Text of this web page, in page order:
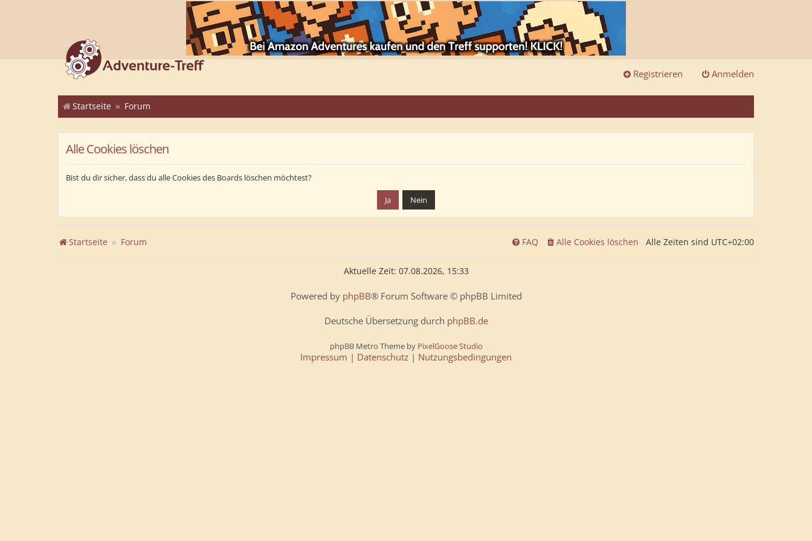
Anmelden
Registrieren
Startseite Forum
Alle Cookies löschen
Bist du dir sicher, dass du alle Cookies des Boards löschen möchtest?
Startseite Forum Alle Zeiten sind UTC+02:00
Alle Cookies löschen
FAQ
Aktuelle Zeit: 07.08.2026, 15:33
Powered by phpBB® Forum Software © phpBB Limited
Deutsche Übersetzung durch phpBB.de
phpBB Metro Theme by PixelGoose Studio
Impressum | Datenschutz | Nutzungsbedingungen